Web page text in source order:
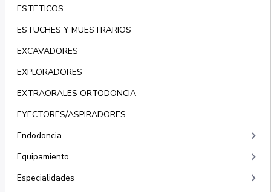
ESTETICOS
ESTUCHES Y MUESTRARIOS
EXCAVADORES
EXPLORADORES
EXTRAORALES ORTODONCIA
EYECTORES/ASPIRADORES
Endodoncia
keyboard_arrow_right
Equipamiento keyboard_arrow_right
Especialidades keyboard_arrow_right